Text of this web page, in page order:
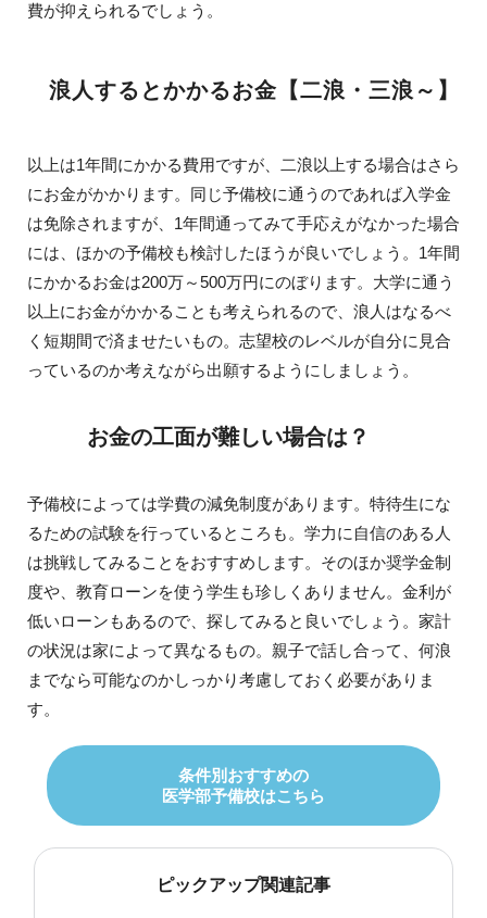
費が抑えられるでしょう。
浪人するとかかるお金【二浪・三浪～】
以上は1年間にかかる費用ですが、二浪以上する場合はさら
にお金がかかります。同じ予備校に通うのであれば入学金
は免除されますが、1年間通ってみて手応えがなかった場合
には、ほかの予備校も検討したほうが良いでしょう。1年間
にかかるお金は200万～500万円にのぼります。大学に通う
以上にお金がかかることも考えられるので、浪人はなるべ
く短期間で済ませたいもの。志望校のレベルが自分に見合
っているのか考えながら出願するようにしましょう。
お金の工面が難しい場合は？
予備校によっては学費の減免制度があります。特待生にな
るための試験を行っているところも。学力に自信のある人
は挑戦してみることをおすすめします。そのほか奨学金制
度や、教育ローンを使う学生も珍しくありません。金利が
低いローンもあるので、探してみると良いでしょう。家計
の状況は家によって異なるもの。親子で話し合って、何浪
までなら可能なのかしっかり考慮しておく必要がありま
す。
条件別おすすめの
医学部予備校はこちら
ピックアップ関連記事